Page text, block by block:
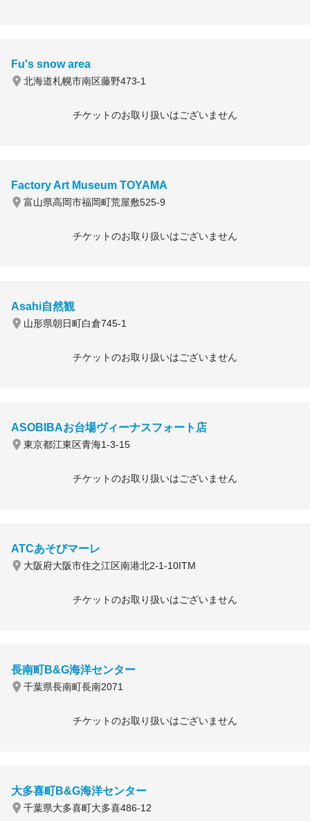
Fu's snow area
北海道札幌市南区藤野473-1
チケットのお取り扱いはございません
Factory Art Museum TOYAMA
富山県高岡市福岡町荒屋敷525-9
チケットのお取り扱いはございません
Asahi自然観
山形県朝日町白倉745-1
チケットのお取り扱いはございません
ASOBIBAお台場ヴィーナスフォート店
東京都江東区青海1-3-15
チケットのお取り扱いはございません
ATCあそびマーレ
大阪府大阪市住之江区南港北2-1-10ITM
チケットのお取り扱いはございません
長南町B&G海洋センター
千葉県長南町長南2071
チケットのお取り扱いはございません
大多喜町B&G海洋センター
千葉県大多喜町大多喜486-12